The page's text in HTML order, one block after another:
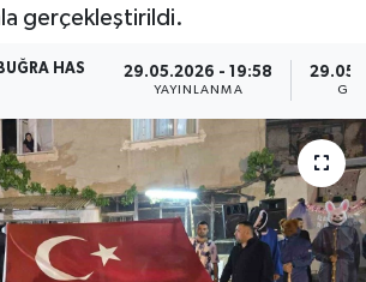
gerçekleştirildi.
HAS 29.05.2026 - 19:58
YAYINLANMA
Haberleri